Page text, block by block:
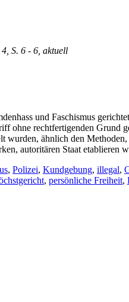
S. 6 - 6, aktuell
und Faschismus
ohne rechtfertigenden
wurden, ähnlich den
autoritären Staat etablieren
, Polizei, Kundgebung, illegal,
, persönliche Freiheit,